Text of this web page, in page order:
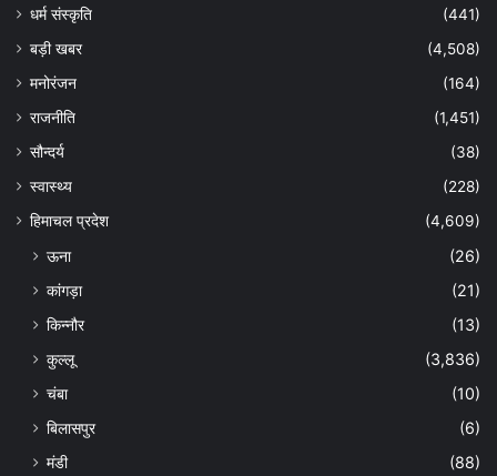
धर्म संस्कृति
(441)
बड़ी खबर
(4,508)
मनोरंजन
(164)
राजनीति
(1,451)
सौन्दर्य
(38)
स्वास्थ्य
(228)
हिमाचल प्रदेश
(4,609)
ऊना
(26)
कांगड़ा
(21)
किन्नौर
(13)
कुल्लू
(3,836)
चंबा
(10)
बिलासपुर
(6)
मंडी
(88)